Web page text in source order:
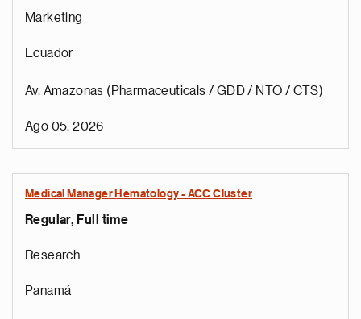
Marketing
Ecuador
Av. Amazonas (Pharmaceuticals / GDD / NTO / CTS)
Ago 05, 2026
Medical Manager Hematology - ACC Cluster
Regular, Full time
Research
Panamá